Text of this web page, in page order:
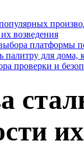
возведения
платформы
для дома,
проверки и